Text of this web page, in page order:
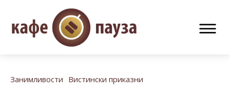
Занимливости Вистински приказни